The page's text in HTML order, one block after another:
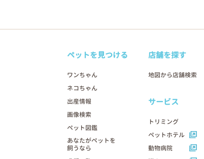
ペットを見つける
ワンちゃん
ネコちゃん
出産情報
画像検索
ペット図鑑
あなたがペットを
飼うなら
店舗を探す
地図から店舗検索
サービス
トリミング
ペットホテル
動物病院